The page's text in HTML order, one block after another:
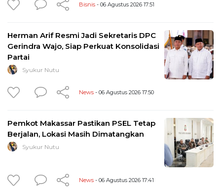
Bisnis - 06 Agustus 2026 17:51
Herman Arif Resmi Jadi Sekretaris DPC
Gerindra Wajo, Siap Perkuat Konsolidasi
Partai
Syukur Nutu
News - 06 Agustus 2026 17:50
Pemkot Makassar Pastikan PSEL Tetap
Berjalan, Lokasi Masih Dimatangkan
Syukur Nutu
News - 06 Agustus 2026 17:41